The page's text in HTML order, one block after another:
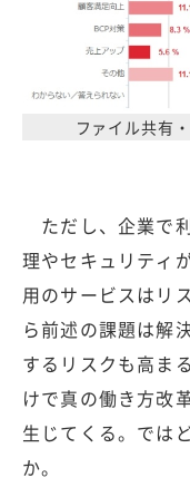
ファイル共有
ただし、企業で
理やセキュリティ
用のサービスはリ
ら前述の課題は解
するリスクも高ま
けで真の働き方改
生じてくる。では
か。